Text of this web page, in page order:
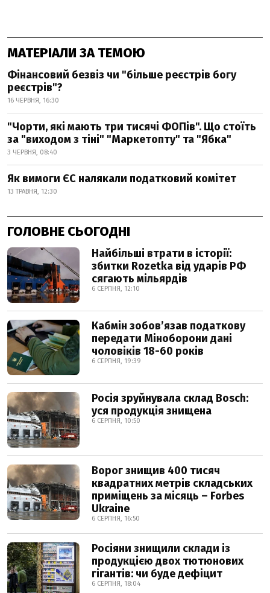
МАТЕРІАЛИ ЗА ТЕМОЮ
Фінансовий безвіз чи "більше реєстрів богу
реєстрів"?
16 ЧЕРВНЯ, 16:30
"Чорти, які мають три тисячі ФОПів". Що стоїть
за "виходом з тіні" "Маркетопту" та "Ябка"
3 ЧЕРВНЯ, 08:40
Як вимоги ЄС налякали податковий комітет
13 ТРАВНЯ, 12:30
ГОЛОВНЕ СЬОГОДНІ
Найбільші втрати в історії:
збитки Rozetka від ударів РФ
сягають мільярдів
6 СЕРПНЯ, 12:10
Кабмін зобовʼязав податкову
передати Міноборони дані
чоловіків 18-60 років
6 СЕРПНЯ, 19:39
Росія зруйнувала склад Bosch:
уся продукція знищена
6 СЕРПНЯ, 10:50
Ворог знищив 400 тисяч
квадратних метрів складських
приміщень за місяць – Forbes
Ukraine
6 СЕРПНЯ, 16:50
Росіяни знищили склади із
продукцією двох тютюнових
гігантів: чи буде дефіцит
6 СЕРПНЯ, 18:04